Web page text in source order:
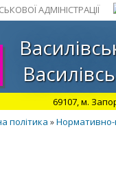
АДМІНІСТРАЦІЇ
69107, м.
політика »